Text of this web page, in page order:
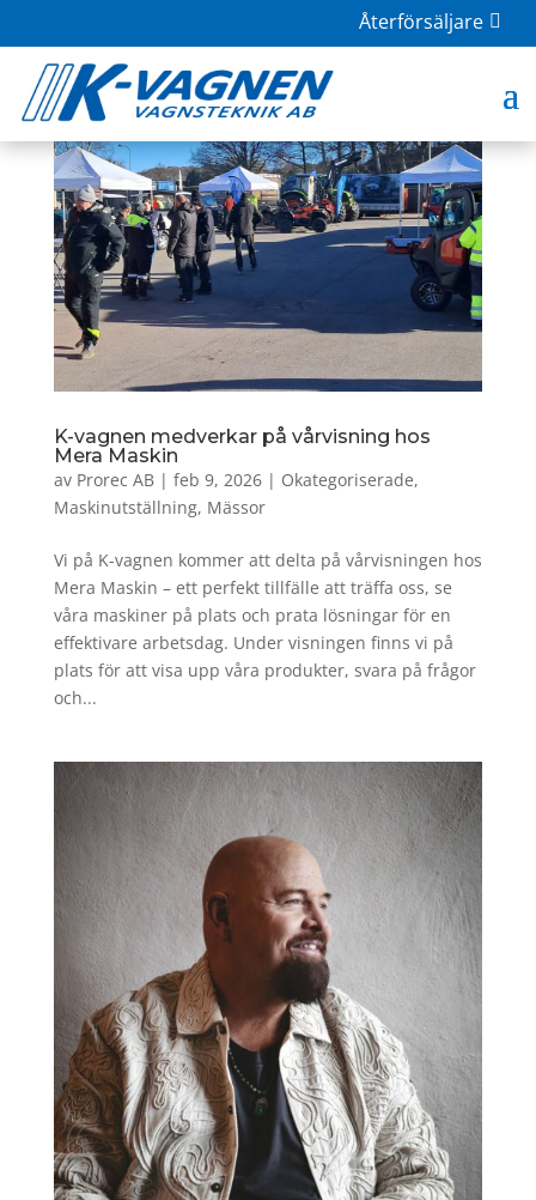
Återförsäljare
K-vagnen medverkar på vårvisning hos
Mera Maskin
av Prorec AB| feb 9, 2026| Okategoriserade,
Maskinutställning, Mässor
Vi på K-vagnen kommer att delta på vårvisningen hos
Mera Maskin – ett perfekt tillfälle att träffa oss, se
våra maskiner på plats och prata lösningar för en
effektivare arbetsdag. Under visningen finns vi på
plats för att visa upp våra produkter, svara på frågor
och...